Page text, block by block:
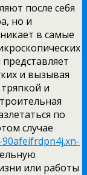
после себя
но и
в самые
и вызывая
и
по
случае
или работы